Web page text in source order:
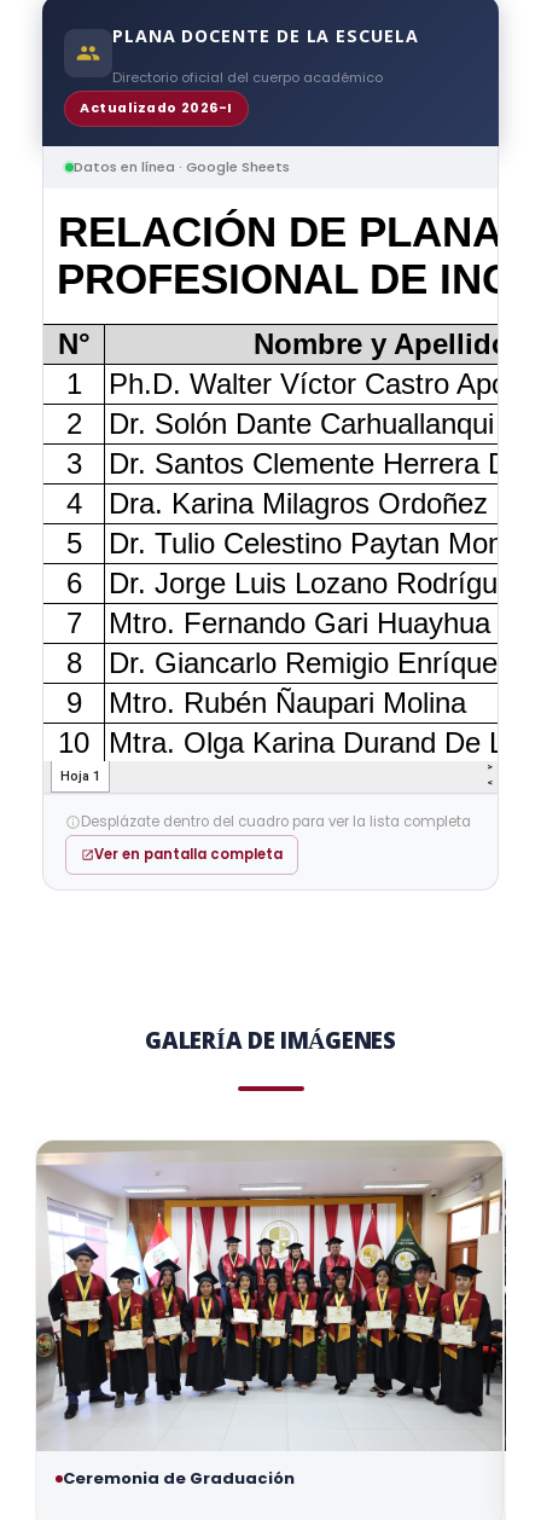
PLANA DOCENTE DE LA ESCUELA
Directorio oficial del cuerpo académico
Actualizado 2026-I
Datos en línea · Google Sheets
Desplázate dentro del cuadro para ver la lista completa
Ver en pantalla completa
GALERÍA DE IMÁGENES
Ceremonia de Graduación